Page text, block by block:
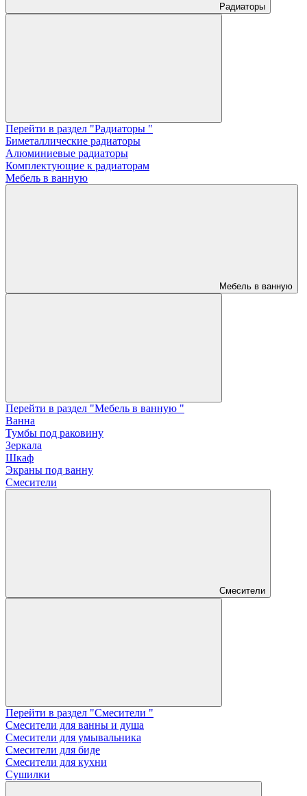
Радиаторы
Перейти в раздел "Радиаторы "
Биметаллические радиаторы
Алюминиевые радиаторы
Комплектующие к радиаторам
Мебель в ванную
Мебель в ванную
Перейти в раздел "Мебель в ванную "
Ванна
Тумбы под раковину
Зеркала
Шкаф
Экраны под ванну
Смесители
Смесители
Перейти в раздел "Смесители "
Смесители для ванны и душа
Смесители для умывальника
Смесители для биде
Смесители для кухни
Сушилки